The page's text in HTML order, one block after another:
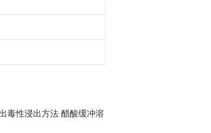
毒性浸出方法 醋酸缓冲溶